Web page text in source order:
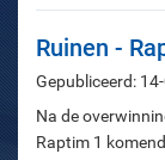
Ruinen -
Gepubliceerd:
Na de
Raptim 1